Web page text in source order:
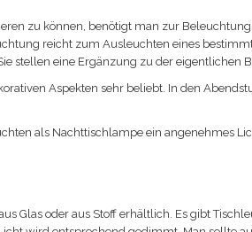
zu können, benötigt man zur
reicht zum Ausleuchten eines
stellen eine Ergänzung zu der eigentlichen
Aspekten sehr beliebt. In den
als Nachttischlampe ein angenehmes
Glas oder aus Stoff erhältlich. Es gibt